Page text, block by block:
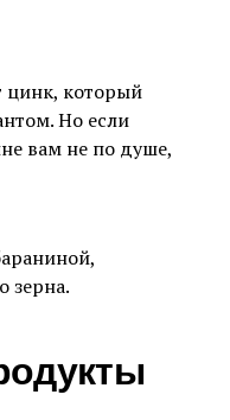
цинк, который
Но если
вам не по душе,
зерна.